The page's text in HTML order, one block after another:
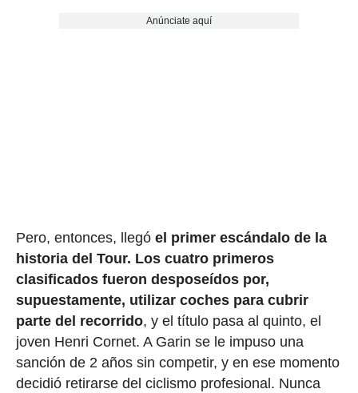
Anúnciate aquí
Pero, entonces, llegó el primer escándalo de la
historia del Tour. Los cuatro primeros
clasificados fueron desposeídos por,
supuestamente, utilizar coches para cubrir
parte del recorrido, y el título pasa al quinto, el
joven Henri Cornet. A Garin se le impuso una
sanción de 2 años sin competir, y en ese momento
decidió retirarse del ciclismo profesional. Nunca